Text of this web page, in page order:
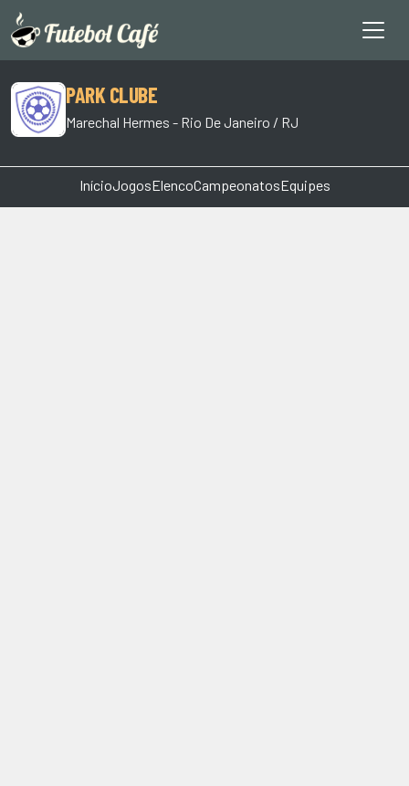
PARK CLUBE
Marechal Hermes - Rio De Janeiro / RJ
InícioJogosElencoCampeonatosEquipes